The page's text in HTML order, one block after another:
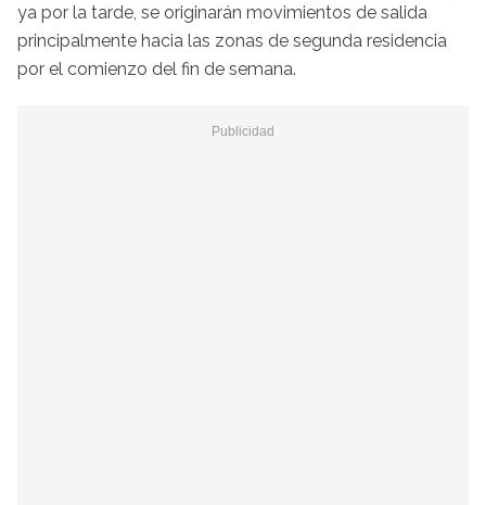
ya por la tarde, se originarán movimientos de salida
principalmente hacia las zonas de segunda residencia
por el comienzo del fin de semana.